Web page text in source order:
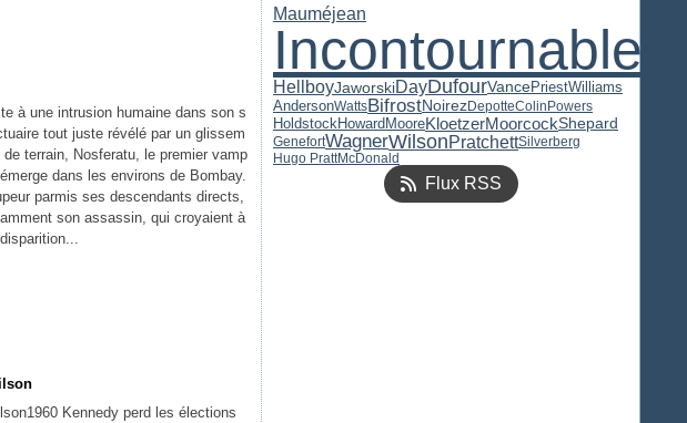
à une intrusion humaine dans son s
tout juste révélé par un glissem
de terrain, Nosferatu, le premier vamp
dans les environs de Bombay.
parmis ses descendants directs,
son assassin, qui croyaient à
1960 Kennedy perd les élections
Mauméjean
Incontournable
HellboyJaworskiDayDufourVancePriestWilliams
AndersonWattsBifrostNoirezDepotteColinPowers
HoldstockHoward MooreKloetzerMoorcockShepard
GenefortWagnerWilsonPratchettSilverberg
Hugo PrattMcDonald
Flux RSS